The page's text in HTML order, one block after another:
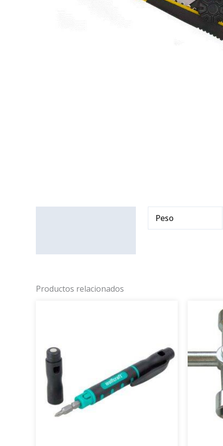
Peso
Productos relacionados